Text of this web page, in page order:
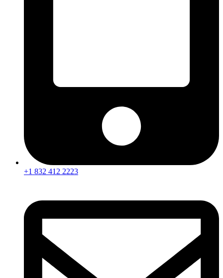
+1 832 412 2223